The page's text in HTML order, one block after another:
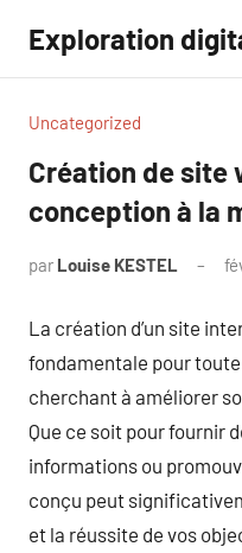
contenu
Exploration
Uncategorized
Création de site
conception à la
par Louise KESTEL
La création d’un site
fondamentale pour
cherchant à améliorer
Que ce soit pour fournir
informations ou
conçu peut
et la réussite de vos